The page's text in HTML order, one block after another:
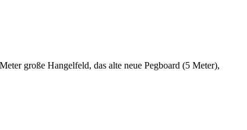
große Hangelfeld, das alte neue Pegboard (5 Meter),